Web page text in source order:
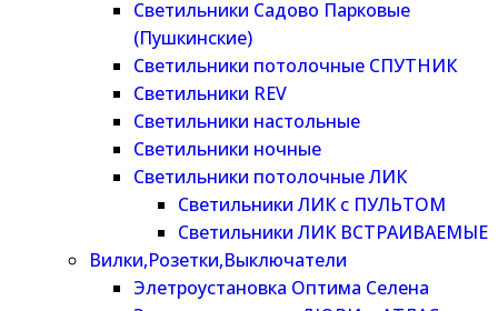
Светильники Садово Парковые
(Пушкинские)
Светильники потолочные СПУТНИК
Светильники REV
Светильники настольные
Светильники ночные
Светильники потолочные ЛИК
Светильники ЛИК с ПУЛЬТОМ
Светильники ЛИК ВСТРАИВАЕМЫЕ
Вилки,Розетки,Выключатели
Элетроустановка Оптима Селена